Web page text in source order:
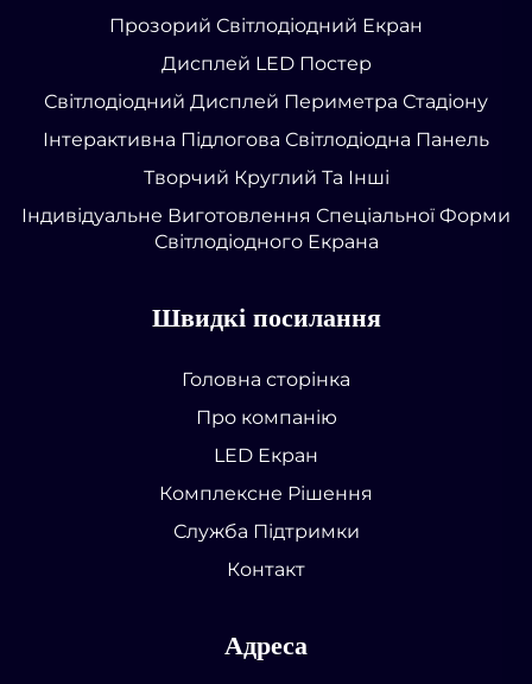
Прозорий Світлодіодний Екран
Дисплей LED Постер
Світлодіодний Дисплей Периметра Стадіону
Інтерактивна Підлогова Світлодіодна Панель
Творчий Круглий Та Інші
Індивідуальне Виготовлення Спеціальної Форми
Світлодіодного Екрана
Швидкі посилання
Головна сторінка
Про компанію
LED Екран
Комплексне Рішення
Служба Підтримки
Контакт
Адреса